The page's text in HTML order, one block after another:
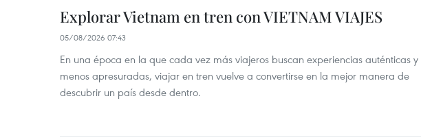
Explorar Vietnam en tren con VIETNAM VIAJES
05/08/2026 07:43
En una época en la que cada vez más viajeros buscan experiencias auténticas y
menos apresuradas, viajar en tren vuelve a convertirse en la mejor manera de
descubrir un país desde dentro.